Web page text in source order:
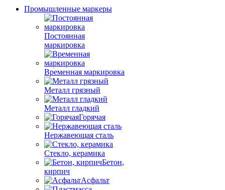
Промышленные маркеры
Постоянная
маркировка
Временная маркировка
Металл грязный
Металл гладкий
Горячая
Нержавеющая сталь
Стекло, керамика
Бетон,
кирпич
Асфальт